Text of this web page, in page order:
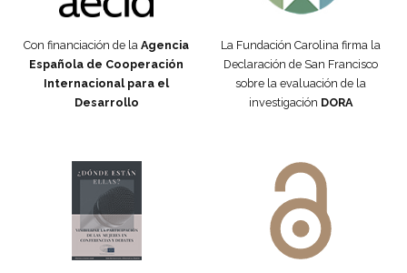
Con financiación de la Agencia
Española de Cooperación
Internacional para el
Desarrollo
La Fundación Carolina firma la
Declaración de San Francisco
sobre la evaluación de la
investigación DORA